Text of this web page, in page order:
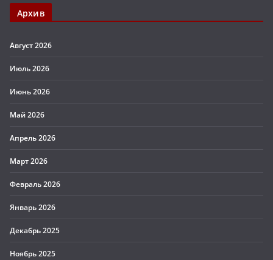
Архив
Август 2026
Июль 2026
Июнь 2026
Май 2026
Апрель 2026
Март 2026
Февраль 2026
Январь 2026
Декабрь 2025
Ноябрь 2025